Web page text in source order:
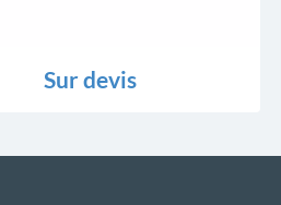
Sur devis